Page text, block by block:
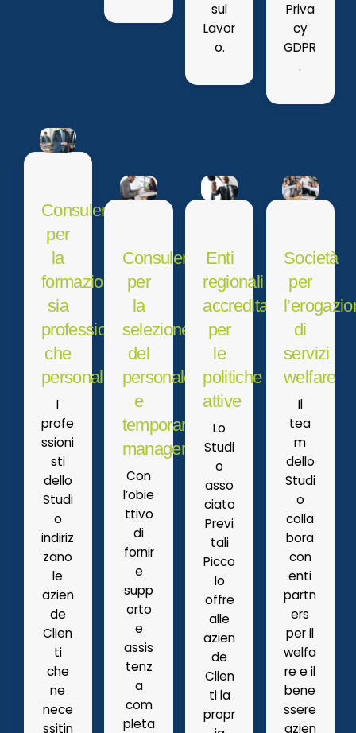
sul
Lavor
o.
Priva
cy
GDPR
.
Consulenti
per
la
formazione
sia
professionale
che
personale
I
profe
ssioni
sti
dello
Studi
o
indiriz
zano
le
azien
de
Clien
ti
che
ne
nece
ssitin
Consulenti
per
la
selezione
del
personale
e
temporary
manager
Con
l’obie
ttivo
di
fornir
e
supp
orto
e
assis
tenz
a
com
pleta
Enti
regionali
accreditati
per
le
politiche
attive
Lo
Studi
o
asso
ciato
Previ
tali
Picco
lo
offre
alle
azien
de
Clien
ti la
propr
Società
per
di
servizi
welfare
Il
tea
m
dello
Studi
o
colla
bora
con
enti
partn
ers
per il
welfa
re e il
bene
ssere
azien